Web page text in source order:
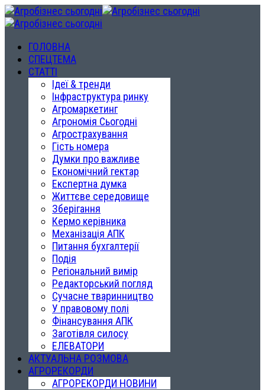
ГОЛОВНА
СПЕЦТЕМА
СТАТТІ
Ідеї & тренди
Інфраструктура ринку
Агромаркетинг
Агрономія Сьогодні
Агрострахування
Гість номера
Думки про важливе
Економічний гектар
Експертна думка
Життєве середовище
Зберігання
Кермо керівника
Механізація АПК
Питання бухгалтерії
Подія
Регіональний вимір
Редакторський погляд
Сучасне тваринництво
У правовому полі
Фінансування АПК
Заготівля силосу
ЕЛЕВАТОРИ
АКТУАЛЬНА РОЗМОВА
АГРОРЕКОРДИ
АГРОРЕКОРДИ НОВИНИ